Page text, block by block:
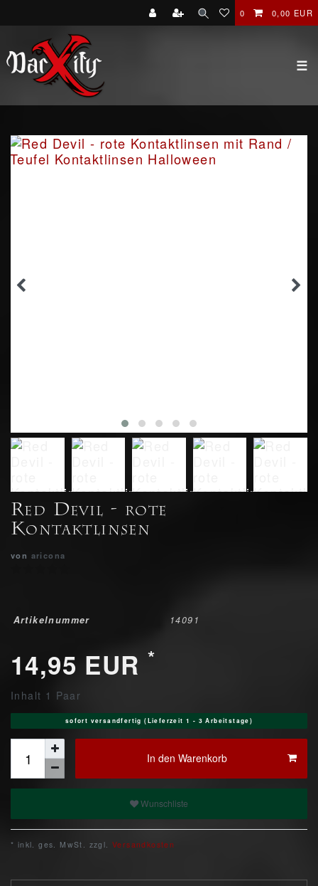
0 0,00 EUR
☰
Red Devil - rote
Kontaktlinsen
von aricona
Artikelnummer 14091
14,95 EUR *
Inhalt 1 Paar
sofort versandfertig (Lieferzeit 1 - 3 Arbeitstage)
In den Warenkorb
Wunschliste
* inkl. ges. MwSt. zzgl. Versandkosten